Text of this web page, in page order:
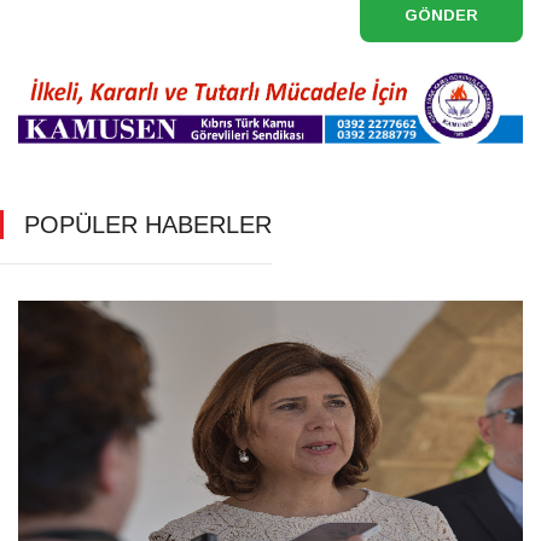
GÖNDER
POPÜLER HABERLER